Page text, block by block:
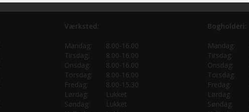
Værksted:
Mandag:
8.00-16.00
Tirsdag:
8.00-16.00
Onsdag:
8.00-16.00
Torsdag:
8.00-16.00
Fredag:
8.00-15.30
Lørdag:
Lukket
Søndag:
Lukket
Bogholderi:
Mandag:
Tirsdag:
Onsdag:
Torsdag:
Fredag:
Lørdag:
Søndag: